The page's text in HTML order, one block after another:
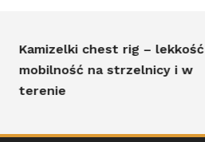
Kamizelki chest rig – lekkość i
mobilność na strzelnicy i w
terenie